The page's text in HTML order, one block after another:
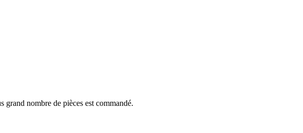
nombre de pièces est commandé.